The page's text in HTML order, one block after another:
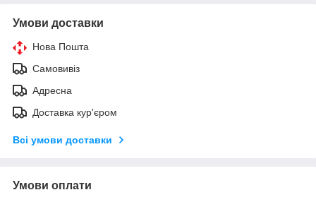
Умови доставки
Нова Пошта
Самовивіз
Адресна
Доставка кур'єром
Всі умови доставки
Умови оплати